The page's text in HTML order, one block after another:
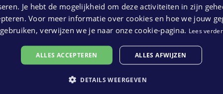
Je hebt de mogelijkheid om deze activiteiten in zijn
Voor meer informatie over cookies en hoe we jouw
gebruiken, verwijzen we je naar onze cookie-pagina. Lees verder
ALLES ACCEPTEREN ALLES AFWIJZEN
DETAILS WEERGEVEN